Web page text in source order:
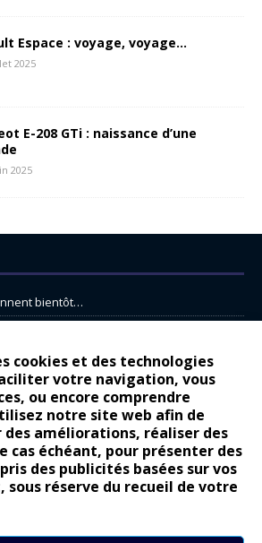
cookies et des technologies
votre navigation, vous
ou encore comprendre
notre site web afin de
améliorations, réaliser des
cas échéant, pour présenter des
des publicités basées sur vos
sous réserve du recueil de votre
Espace : voyage, voyage…
2025
E-208 GTi : naissance d’une
2025
bientôt…
de marque pour Citroën
voyage…
d’une légende
Dacia Sandero : pour les gens vrais